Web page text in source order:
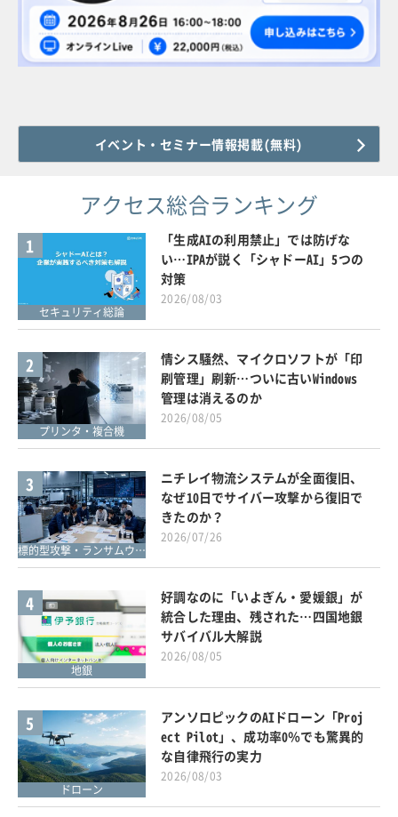
イベント・セミナー情報掲載(無料)
アクセス総合ランキング
1
セキュリティ総論
「生成AIの利用禁止」では防げな
い…IPAが説く「シャドーAI」5つの
対策
2026/08/03
2
プリンタ・複合機
情シス騒然、マイクロソフトが「印
刷管理」刷新…ついに古いWindows
管理は消えるのか
2026/08/05
3
標的型攻撃・ランサムウェア対策
ニチレイ物流システムが全面復旧、
なぜ10日でサイバー攻撃から復旧で
きたのか？
2026/07/26
4
地銀
好調なのに「いよぎん・愛媛銀」が
統合した理由、残された…四国地銀
サバイバル大解説
2026/08/05
5
ドローン
アンソロピックのAIドローン「Proj
ect Pilot」、成功率0％でも驚異的
な自律飛行の実力
2026/08/03